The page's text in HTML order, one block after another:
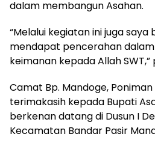
dalam membangun Asahan.
“Melalui kegiatan ini juga
mendapat pencerahan
keimanan kepada Allah SWT,”
Camat Bp. Mandoge,
terimakasih kepada Bupati
berkenan datang di Dusun I
Kecamatan Bandar Pasir